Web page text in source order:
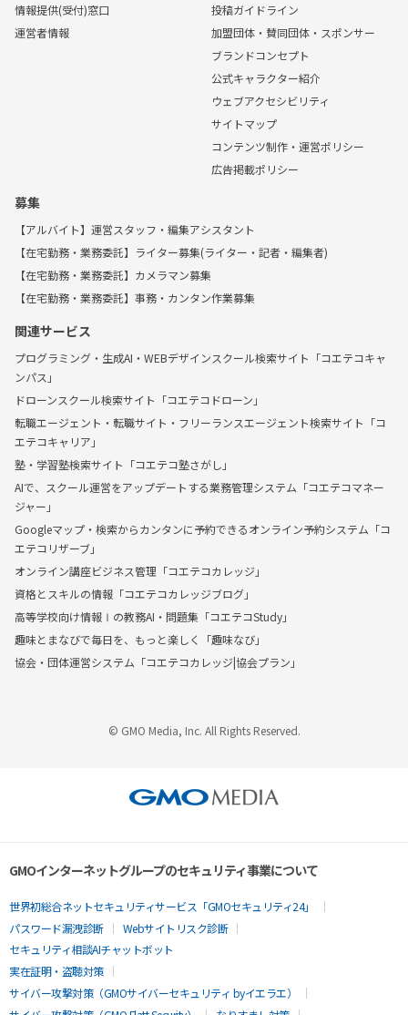
情報提供(受付)窓口
運営者情報
投稿ガイドライン
加盟団体・賛同団体・スポンサー
ブランドコンセプト
公式キャラクター紹介
ウェブアクセシビリティ
サイトマップ
コンテンツ制作・運営ポリシー
広告掲載ポリシー
募集
【アルバイト】運営スタッフ・編集アシスタント
【在宅勤務・業務委託】ライター募集(ライター・記者・編集者)
【在宅勤務・業務委託】カメラマン募集
【在宅勤務・業務委託】事務・カンタン作業募集
関連サービス
プログラミング・生成AI・WEBデザインスクール検索サイト「コエテコキャ
ンパス」
ドローンスクール検索サイト「コエテコドローン」
転職エージェント・転職サイト・フリーランスエージェント検索サイト「コ
エテコキャリア」
塾・学習塾検索サイト「コエテコ塾さがし」
AIで、スクール運営をアップデートする業務管理システム「コエテコマネー
ジャー」
Googleマップ・検索からカンタンに予約できるオンライン予約システム「コ
エテコリザーブ」
オンライン講座ビジネス管理「コエテコカレッジ」
資格とスキルの情報「コエテコカレッジブログ」
高等学校向け情報Ⅰの教務AI・問題集「コエテコStudy」
趣味とまなびで毎日を、もっと楽しく「趣味なび」
協会・団体運営システム「コエテコカレッジ|協会プラン」
© GMO Media, Inc. All Rights Reserved.
GMOインターネットグループのセキュリティ事業について
世界初総合ネットセキュリティサービス「GMOセキュリティ24」
パスワード漏洩診断
Webサイトリスク診断
セキュリティ相談AIチャットボット
実在証明・盗聴対策
サイバー攻撃対策（GMOサイバーセキュリティ byイエラエ）